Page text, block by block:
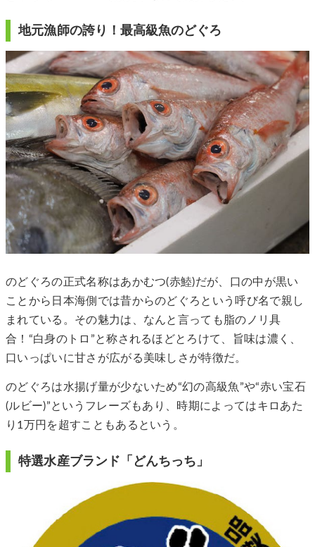
地元漁師の誇り！最高級魚のどぐろ
のどぐろの正式名称はあかむつ(赤鯥)だが、口の中が黒い
ことから日本海側では昔からのどぐろという呼び名で親し
まれている。その魅力は、なんと言っても脂のノリ具
合！“白身のトロ”と称されるほどとろけて、旨味は濃く、
口いっぱいに甘さが広がる美味しさが特徴だ。
のどぐろは水揚げ量が少ないため“幻の高級魚”や“赤い宝石
(ルビー)”というフレーズもあり、時期によってはキロあた
り1万円を超すこともあるという。
特選水産ブランド「どんちっち」